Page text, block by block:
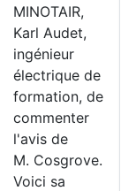
MINOTAIR,
Karl Audet,
ingénieur
électrique de
formation, de
commenter
l'avis de
M. Cosgrove.
Voici sa